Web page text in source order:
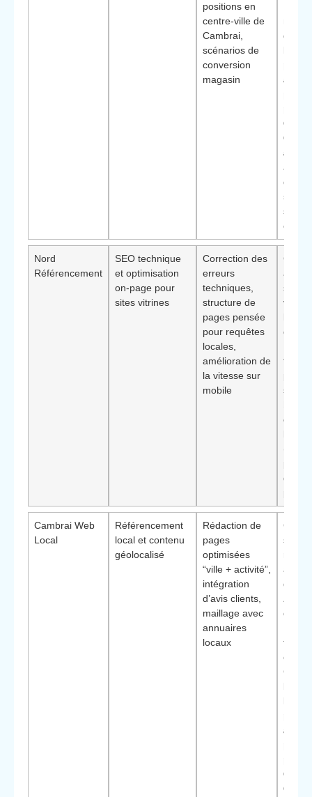
positions en
centre-ville de
Cambrai,
scénarios de
conversion
magasin
à
avec
de
suivre
en
Nord
Référencement
SEO technique
et optimisation
on-page pour
sites vitrines
Correction des
erreurs
techniques,
structure de
pages pensée
pour requêtes
locales,
amélioration de
la vitesse sur
mobile
ayant
site
très
clés
des
Cambrai Web
Local
Référencement
local et contenu
géolocalisé
Rédaction de
pages
optimisées
“ville + activité”,
intégration
d’avis clients,
maillage avec
annuaires
locaux
très